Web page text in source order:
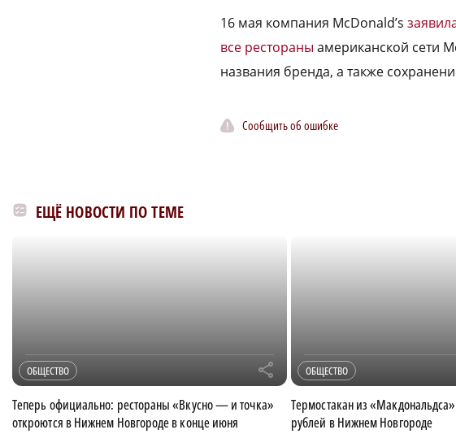
16 мая компания McDonald’s
все рестораны американской сети
названия бренда, а также
Сообщить об ошибке
ЕЩЁ НОВОСТИ ПО ТЕМЕ
ОБЩЕСТВО r
Теперь официально: рестораны «Вкусно — и точка»
откроются в Нижнем Новгороде в конце июня
ОБЩЕСТВО
Термостакан из
рублей в Нижнем Новгороде